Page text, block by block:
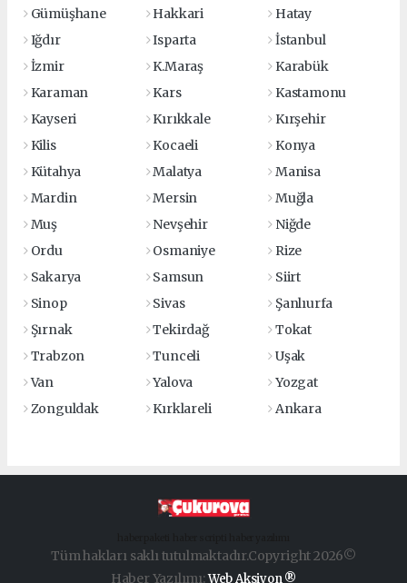
Gümüşhane
Hakkari
Hatay
Iğdır
Isparta
İstanbul
İzmir
K.Maraş
Karabük
Karaman
Kars
Kastamonu
Kayseri
Kırıkkale
Kırşehir
Kilis
Kocaeli
Konya
Kütahya
Malatya
Manisa
Mardin
Mersin
Muğla
Muş
Nevşehir
Niğde
Ordu
Osmaniye
Rize
Sakarya
Samsun
Siirt
Sinop
Sivas
Şanlıurfa
Şırnak
Tekirdağ
Tokat
Trabzon
Tunceli
Uşak
Van
Yalova
Yozgat
Zonguldak
Kırklareli Ankara
Tüm hakları saklı tutulmaktadır.Copyright 2026©
Haber Yazılımı:Web Aksiyon ®